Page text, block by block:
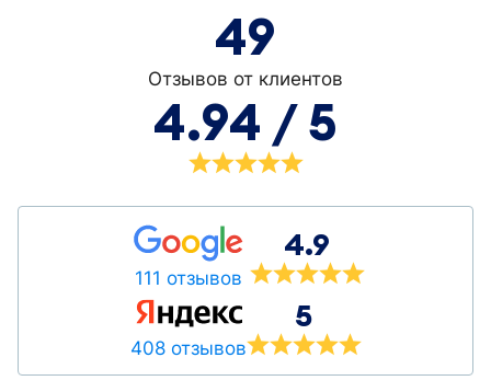
49
Отзывов от клиентов
4.94 / 5
111 отзывов
4.9
408 отзывов
5